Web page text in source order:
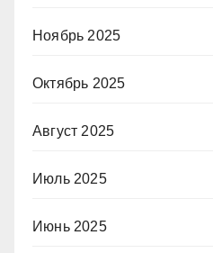
Ноябрь 2025
Октябрь 2025
Август 2025
Июль 2025
Июнь 2025